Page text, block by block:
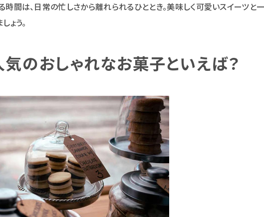
時間は、日常の忙しさから離れられるひととき。美味しく可愛いスイーツと一
ょう。
気のおしゃれなお菓子といえば？